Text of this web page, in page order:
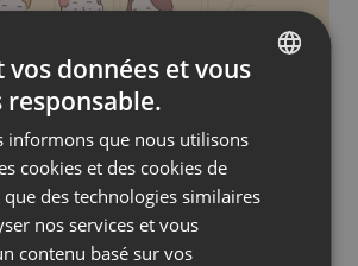
: Guide complet
14, 2023
FRENCH
GERMAN
vos données et vous
responsable.
informons que nous utilisons
cookies et des cookies de
des technologies similaires
nos services et vous
contenu basé sur vos